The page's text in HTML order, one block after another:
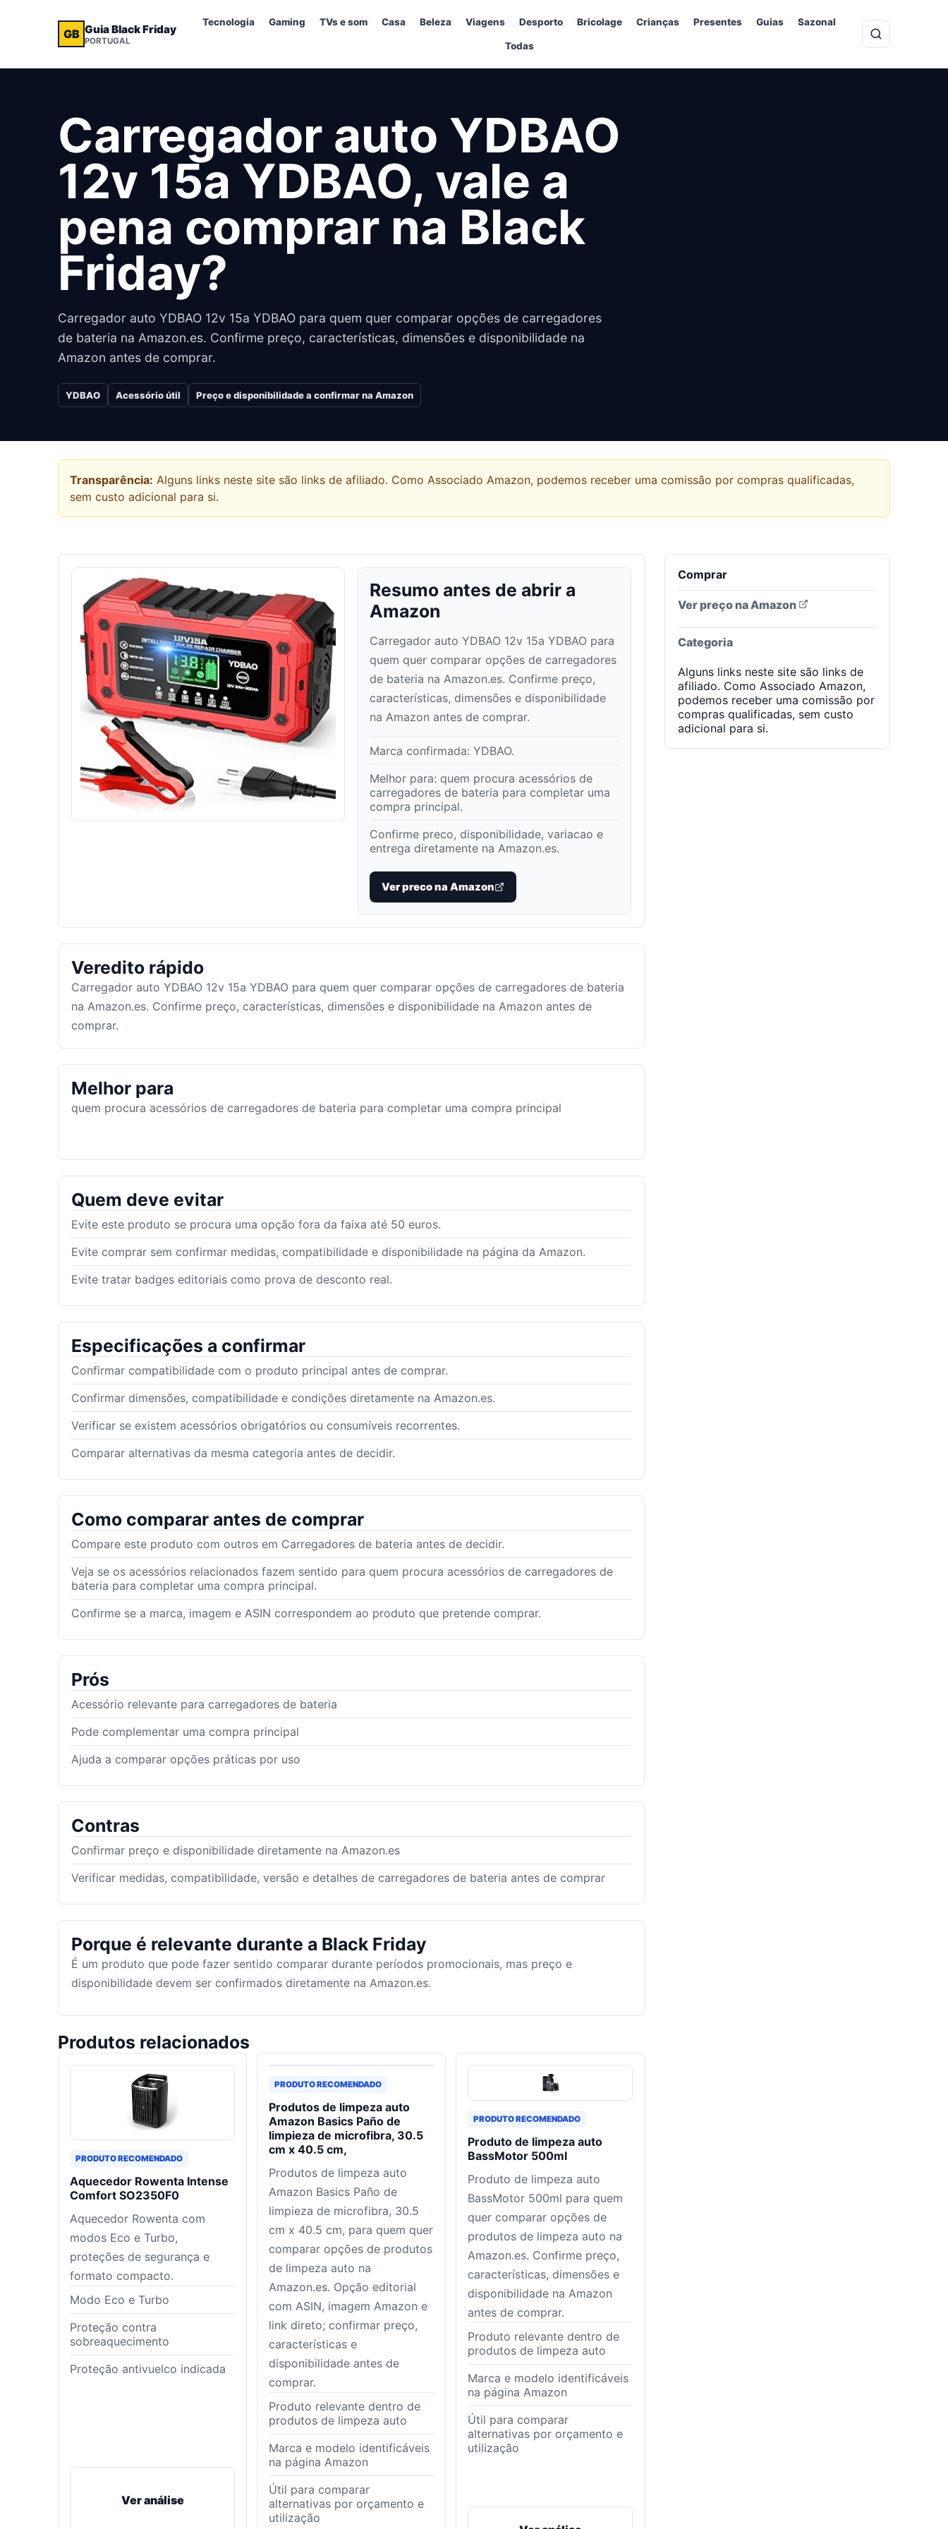
GB Guia Black Friday
PORTUGAL
Tecnologia Gaming TVs e som Casa Beleza Viagens Desporto Bricolage Crianças Presentes Guias Sazonal
Todas
Carregador auto YDBAO
12v 15a YDBAO, vale a
pena comprar na Black
Friday?
Carregador auto YDBAO 12v 15a YDBAO para quem quer comparar opções de carregadores
de bateria na Amazon.es. Confirme preço, características, dimensões e disponibilidade na
Amazon antes de comprar.
YDBAO Acessório útil Preço e disponibilidade a confirmar na Amazon
Transparência: Alguns links neste site são links de afiliado. Como Associado Amazon, podemos receber uma comissão por compras qualificadas,
sem custo adicional para si.
Resumo antes de abrir a
Amazon
Carregador auto YDBAO 12v 15a YDBAO para
quem quer comparar opções de carregadores
de bateria na Amazon.es. Confirme preço,
características, dimensões e disponibilidade
na Amazon antes de comprar.
Marca confirmada: YDBAO.
Melhor para: quem procura acessórios de
carregadores de bateria para completar uma
compra principal.
Confirme preco, disponibilidade, variacao e
entrega diretamente na Amazon.es.
Ver preco na Amazon
Veredito rápido
Carregador auto YDBAO 12v 15a YDBAO para quem quer comparar opções de carregadores de bateria
na Amazon.es. Confirme preço, características, dimensões e disponibilidade na Amazon antes de
comprar.
Melhor para
quem procura acessórios de carregadores de bateria para completar uma compra principal
Quem deve evitar
Evite este produto se procura uma opção fora da faixa até 50 euros.
Evite comprar sem confirmar medidas, compatibilidade e disponibilidade na página da Amazon.
Evite tratar badges editoriais como prova de desconto real.
Especificações a confirmar
Confirmar compatibilidade com o produto principal antes de comprar.
Confirmar dimensões, compatibilidade e condições diretamente na Amazon.es.
Verificar se existem acessórios obrigatórios ou consumíveis recorrentes.
Comparar alternativas da mesma categoria antes de decidir.
Como comparar antes de comprar
Compare este produto com outros em Carregadores de bateria antes de decidir.
Veja se os acessórios relacionados fazem sentido para quem procura acessórios de carregadores de
bateria para completar uma compra principal.
Confirme se a marca, imagem e ASIN correspondem ao produto que pretende comprar.
Prós
Acessório relevante para carregadores de bateria
Pode complementar uma compra principal
Ajuda a comparar opções práticas por uso
Contras
Confirmar preço e disponibilidade diretamente na Amazon.es
Verificar medidas, compatibilidade, versão e detalhes de carregadores de bateria antes de comprar
Porque é relevante durante a Black Friday
É um produto que pode fazer sentido comparar durante períodos promocionais, mas preço e
disponibilidade devem ser confirmados diretamente na Amazon.es.
Produtos relacionados
PRODUTO RECOMENDADO
Aquecedor Rowenta Intense
Comfort SO2350F0
Aquecedor Rowenta com
modos Eco e Turbo,
proteções de segurança e
formato compacto.
Modo Eco e Turbo
Proteção contra
sobreaquecimento
Proteção antivuelco indicada
Ver análise
PRODUTO RECOMENDADO
Produtos de limpeza auto
Amazon Basics Paño de
limpieza de microfibra, 30.5
cm x 40.5 cm,
Produtos de limpeza auto
Amazon Basics Paño de
limpieza de microfibra, 30.5
cm x 40.5 cm, para quem quer
comparar opções de produtos
de limpeza auto na
Amazon.es. Opção editorial
com ASIN, imagem Amazon e
link direto; confirmar preço,
características e
disponibilidade antes de
comprar.
Produto relevante dentro de
produtos de limpeza auto
Marca e modelo identificáveis
na página Amazon
Útil para comparar
alternativas por orçamento e
utilização
PRODUTO RECOMENDADO
Produto de limpeza auto
BassMotor 500ml
Produto de limpeza auto
BassMotor 500ml para quem
quer comparar opções de
produtos de limpeza auto na
Amazon.es. Confirme preço,
características, dimensões e
disponibilidade na Amazon
antes de comprar.
Produto relevante dentro de
produtos de limpeza auto
Marca e modelo identificáveis
na página Amazon
Útil para comparar
alternativas por orçamento e
utilização
Comprar
Ver preço na Amazon
Categoria
Alguns links neste site são links de
afiliado. Como Associado Amazon,
podemos receber uma comissão por
compras qualificadas, sem custo
adicional para si.